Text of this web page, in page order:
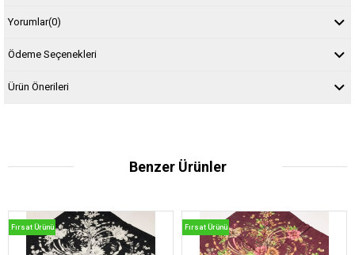
Yorumlar(0)
Ödeme Seçenekleri
Ürün Önerileri
Benzer Ürünler
Ürünü Fırsat Ürünü